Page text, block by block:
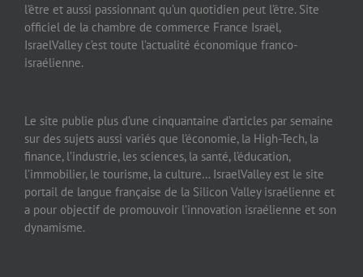
l’être et aussi passionnant qu’un quotidien peut l’être. Site
officiel de la chambre de commerce France Israël,
IsraelValley c’est toute l’actualité économique franco-
israélienne.
Le site publie plus d’une cinquantaine d’articles par semaine
sur des sujets aussi variés que l’économie, la High-Tech, la
finance, l’industrie, les sciences, la santé, l’éducation,
l’immobilier, le tourisme, la culture… IsraelValley est le site
portail de langue française de la Silicon Valley israélienne et
a pour objectif de promouvoir l’innovation israélienne et son
dynamisme.